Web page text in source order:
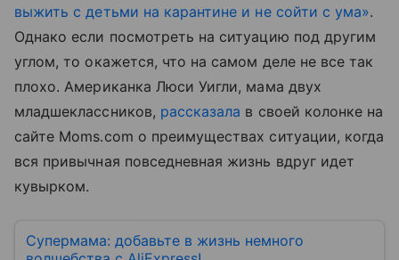
выжить с детьми на карантине и не сойти с ума».
Однако если посмотреть на ситуацию под другим
углом, то окажется, что на самом деле не все так
плохо. Американка Люси Уигли, мама двух
младшеклассников, рассказала в своей колонке на
сайте Moms.com о преимуществах ситуации, когда
вся привычная повседневная жизнь вдруг идет
кувырком.
Супермама: добавьте в жизнь немного